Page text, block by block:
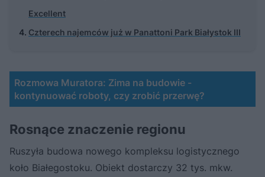
Excellent
Czterech najemców już w Panattoni Park Białystok III
Rozmowa Muratora: Zima na budowie -
kontynuować roboty, czy zrobić przerwę?
Rosnące znaczenie regionu
Ruszyła budowa nowego kompleksu logistycznego
koło Białegostoku. Obiekt dostarczy 32 tys. mkw.